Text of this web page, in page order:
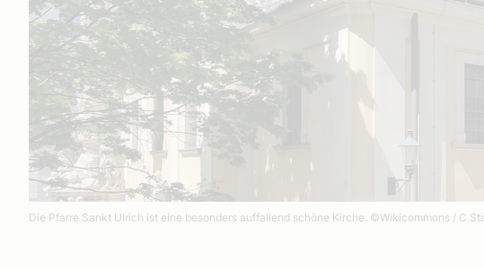
Die Pfarre Sankt Ulrich ist eine besonders auffallend schöne Kirche. ©Wikicommons /